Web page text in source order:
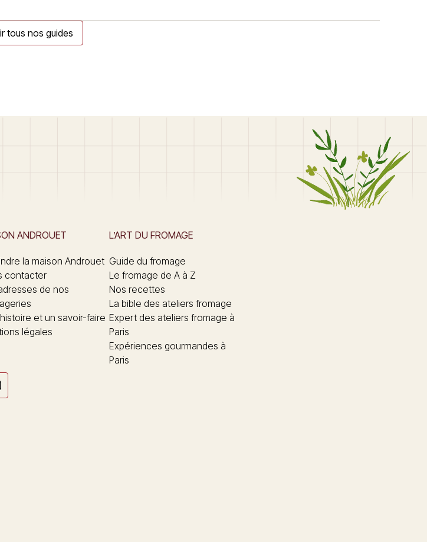
tous nos guides
ANDROUET
la maison Androuet
contacter
de nos
et un savoir-faire
légales
L’ART DU FROMAGE
Guide du fromage
Le fromage de A à Z
Nos recettes
La bible des ateliers fromage
Expert des ateliers fromage à
Paris
Expériences gourmandes à
Paris